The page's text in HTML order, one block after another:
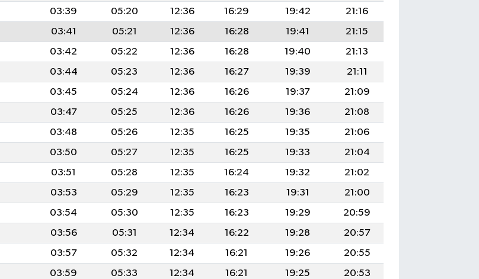
03:39 05:20 12:36 16:29 19:42
21:16
03:41 05:21 12:36 16:28 19:41
21:15
03:42 05:22 12:36 16:28 19:40
21:13
03:44 05:23 12:36 16:27 19:39
21:11
03:45 05:24 12:36 16:26 19:37
21:09
03:47 05:25 12:36 16:26 19:36
21:08
03:48 05:26 12:35 16:25 19:35
21:06
03:50 05:27 12:35 16:25 19:33
21:04
03:51 05:28 12:35 16:24 19:32
21:02
03:53 05:29 12:35 16:23 19:31
21:00
03:54 05:30 12:35 16:23 19:29
20:59
03:56 05:31 12:34 16:22 19:28
20:57
03:57 05:32 12:34 16:21 19:26
20:55
03:59 05:33 12:34 16:21 19:25
20:53